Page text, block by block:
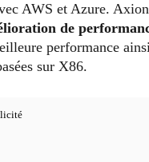
AWS et Azure.
de
performance
sur X86.